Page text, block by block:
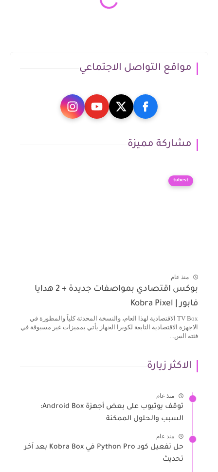
مواقع التواصل الاجتماعي
مشاركة مميزة
tubest
منذ عام
بوكس اقتصادي بمواصفات جديدة + 2 هدايا
فابور | Kobra Pixel
TV Box الاقتصادية لهذا العام، والنسخة المحدثة كلياً والمطورة في
الاجهزة الاقتصادية التابعة لكوبرا الجهاز يأتي بمميزات غير مسبوقة في
فئته الس...
الاكثر زيارة
منذ عام
توقف يوتيوب على بعض أجهزة Android Box:
السبب والحلول الممكنة
منذ عام
حل تفعيل كود Python Pro في Kobra Box بعد آخر
تحديث